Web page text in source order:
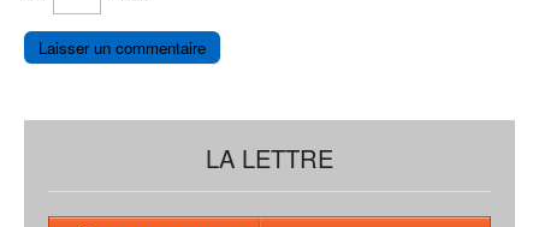
LA LETTRE